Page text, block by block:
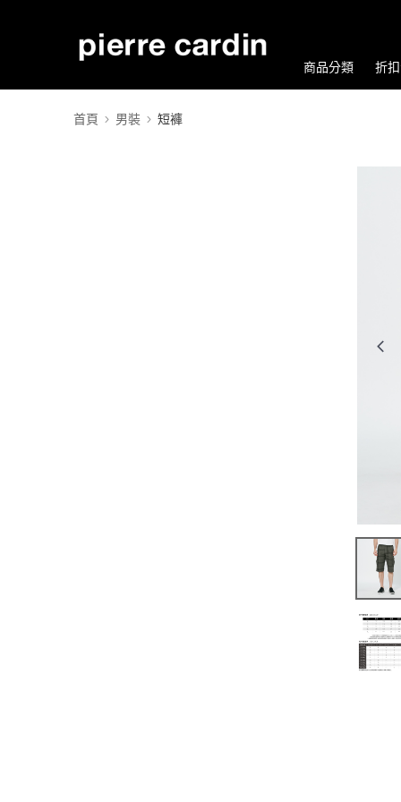
商品分類 折
首頁 男裝 短褲